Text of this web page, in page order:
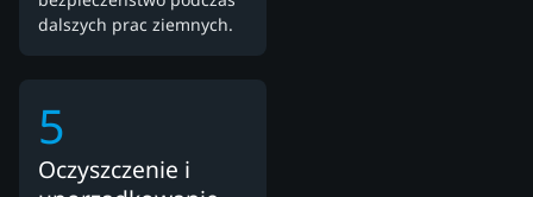
dalszych prac ziemnych.
5
Oczyszczenie i